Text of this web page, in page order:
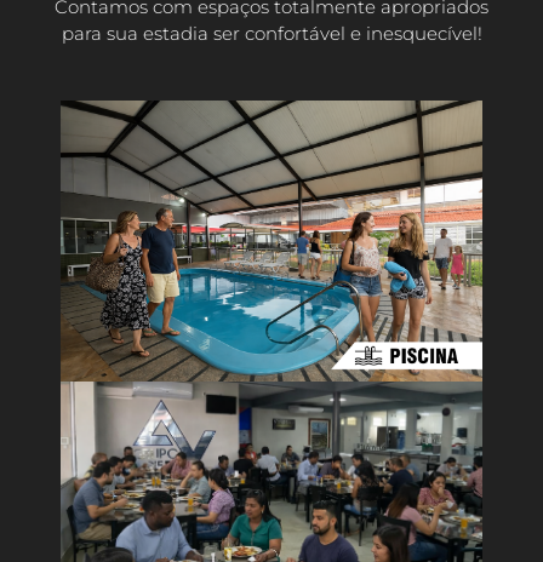
Contamos com espaços totalmente apropriados
para sua estadia ser confortável e inesquecível!